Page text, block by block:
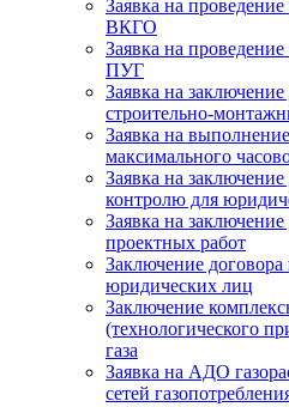
Заявка на
ВКГО
Заявка на
ПУГ
Заявка на
строительно-
Заявка на
максимального
Заявка на
контролю для
Заявка на
проектных работ
Заключение договора
юридических лиц
Заключение
(технологического
газа
Заявка на АДО
сетей